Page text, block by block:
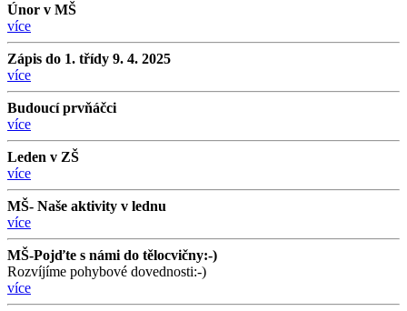
Únor v MŠ
více
Zápis do 1. třídy 9. 4. 2025
více
Budoucí prvňáčci
více
Leden v ZŠ
více
MŠ- Naše aktivity v lednu
více
MŠ-Pojďte s námi do tělocvičny:-)
Rozvíjíme pohybové dovednosti:-)
více